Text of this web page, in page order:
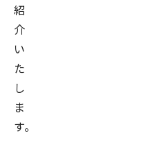
紹
介
い
た
し
ま
す。